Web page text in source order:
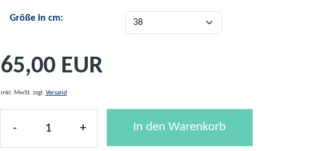
Größe in cm:
65,00 EUR
inkl. MwSt. zzgl. Versand
- + In den Warenkorb